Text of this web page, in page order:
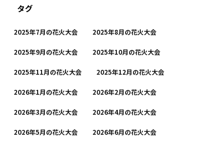
タグ
2025年7月の花火大会 2025年8月の花火大会
2025年9月の花火大会 2025年10月の花火大会
2025年11月の花火大会 2025年12月の花火大会
2026年1月の花火大会 2026年2月の花火大会
2026年3月の花火大会 2026年4月の花火大会
2026年5月の花火大会 2026年6月の花火大会